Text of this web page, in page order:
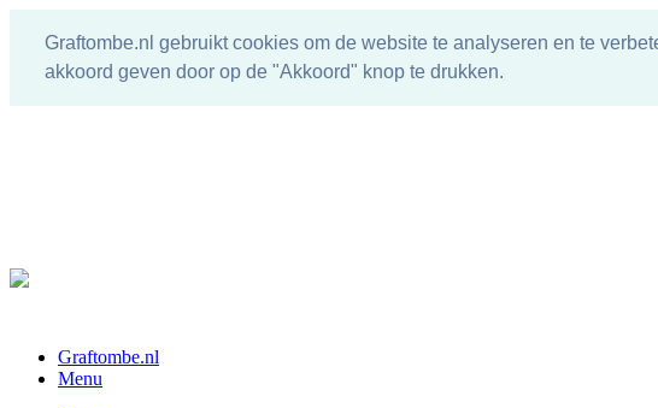
Graftombe.nl gebruikt cookies om de website te analyseren en te
akkoord geven door op de "Akkoord" knop te drukken.
Graftombe.nl
Menu